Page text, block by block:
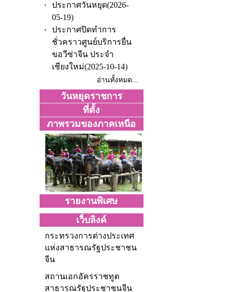
ประกาศวันหยุด(2026-
05-19)
ประกาศปิดทำการ
ชั่วคราวศูนย์บริการยื่น
ขอวีซ่าจีน ประจำ
เชียงใหม่(2025-10-14)
อ่านทั้งหมด...
วันหยุดราชการ
ที่ตั้ง
ภาพรวมของภาคเหนือ
รายงานพิเศษ
เว็บลิงค์
กระทรวงการต่างประเทศ
แห่งสาธารณรัฐประชาชน
จีน
สถานเอกอัครราชทูต
สาธารณรัฐประชาชนจีน